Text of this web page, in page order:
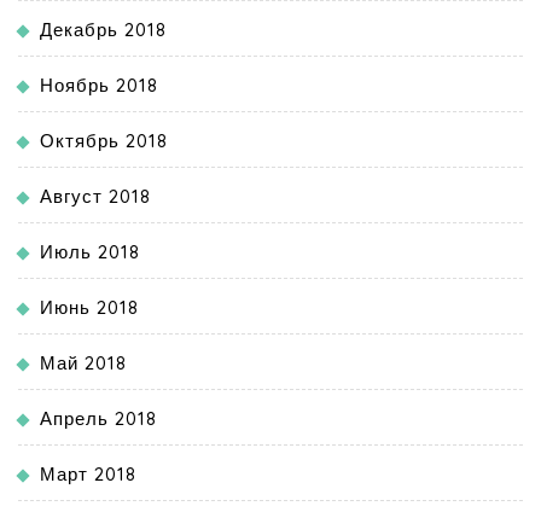
Декабрь 2018
Ноябрь 2018
Октябрь 2018
Август 2018
Июль 2018
Июнь 2018
Май 2018
Апрель 2018
Март 2018